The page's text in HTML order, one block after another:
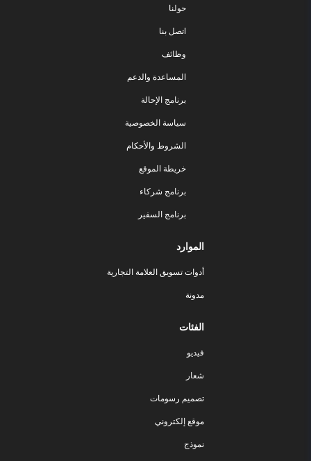
حولنا
اتصل بنا
وظائف
المساعدة والدعم
برنامج الإحالة
سياسة الخصوصية
الشروط والأحكام
خريطة الموقع
برنامج شركاء
برنامج السفير
الموارد
أدوات تسويق العلامة التجارية
مدونة
الفئات
فيديو
شعار
تصميم رسومات
موقع إلكتروني
نموذج